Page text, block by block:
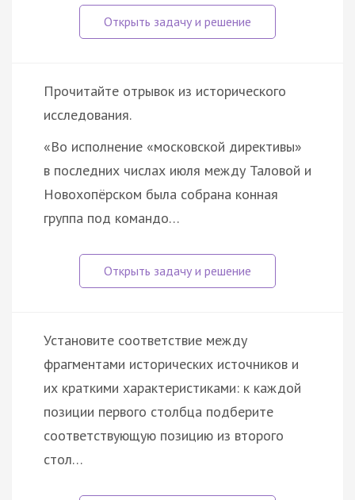
Прочитайте отрывок из исторического
исследования.
«Во исполнение «московской директивы»
в последних числах июля между Таловой и
Новохопёрском была собрана конная
группа под командо…
Установите соответствие между
фрагментами исторических источников и
их краткими характеристиками: к каждой
позиции первого столбца подберите
соответствующую позицию из второго
стол…